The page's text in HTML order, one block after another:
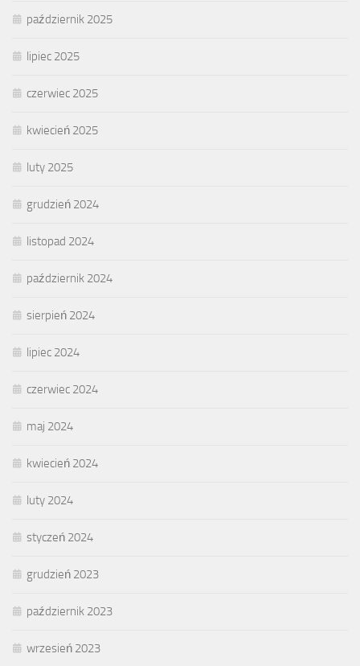
październik 2025
lipiec 2025
czerwiec 2025
kwiecień 2025
luty 2025
grudzień 2024
listopad 2024
październik 2024
sierpień 2024
lipiec 2024
czerwiec 2024
maj 2024
kwiecień 2024
luty 2024
styczeń 2024
grudzień 2023
październik 2023
wrzesień 2023